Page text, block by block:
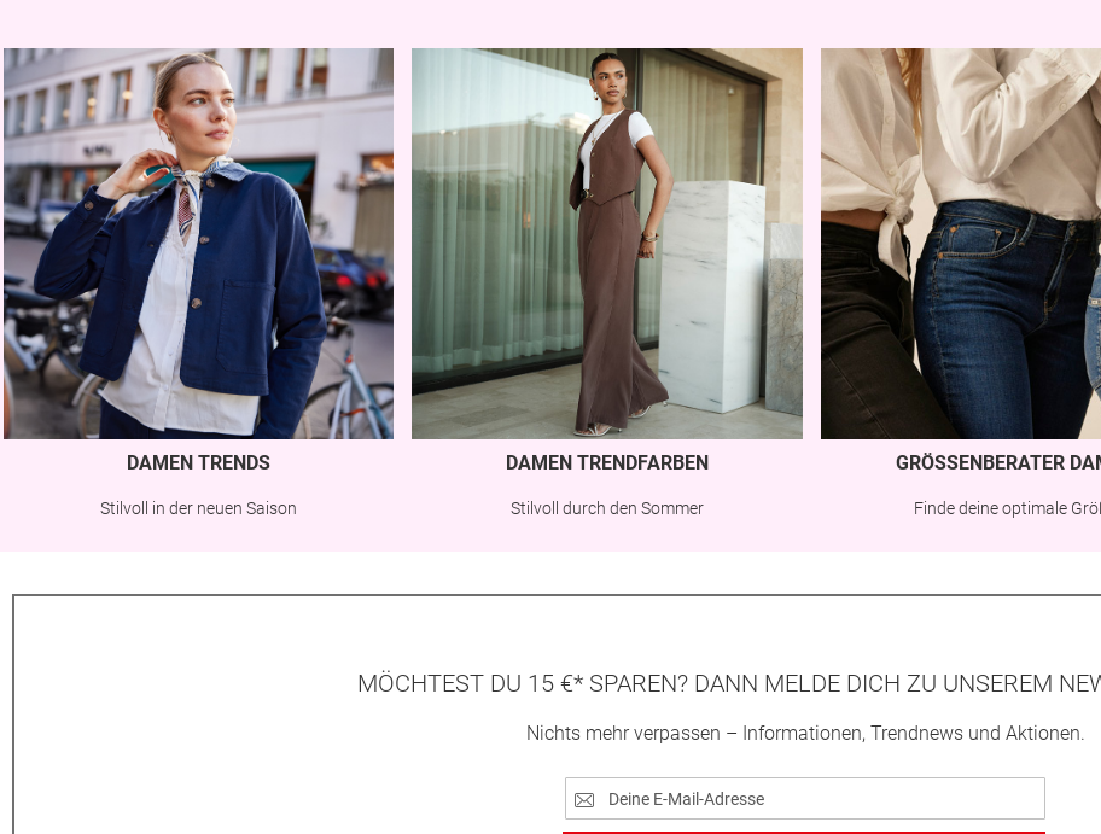
DAMEN TRENDS
Stilvoll in der neuen Saison
DAMEN TRENDFARBEN
Stilvoll durch den Sommer
GRÖSSENBERATER
Finde deine optimale
MÖCHTEST DU 15 €* SPAREN? DANN MELDE DICH ZU UNSEREM
Nichts mehr verpassen – Informationen, Trendnews und Aktionen.